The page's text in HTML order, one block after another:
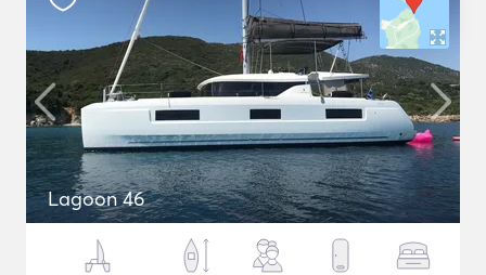
Lagoon 46